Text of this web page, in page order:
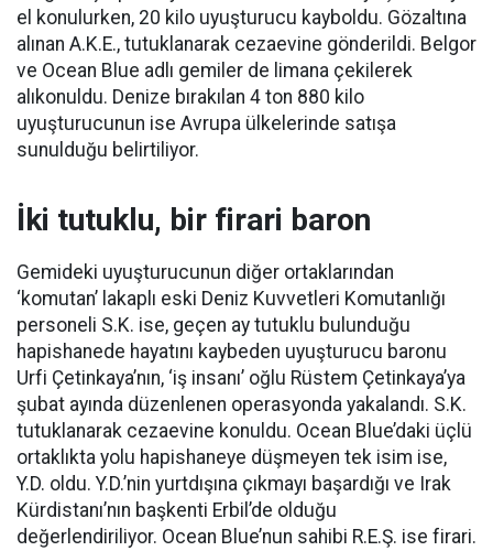
el konulurken, 20 kilo uyuşturucu kayboldu. Gözaltına
alınan A.K.E., tutuklanarak cezaevine gönderildi. Belgor
ve Ocean Blue adlı gemiler de limana çekilerek
alıkonuldu. Denize bırakılan 4 ton 880 kilo
uyuşturucunun ise Avrupa ülkelerinde satışa
sunulduğu belirtiliyor.
İki tutuklu, bir firari baron
Gemideki uyuşturucunun diğer ortaklarından
‘komutan’ lakaplı eski Deniz Kuvvetleri Komutanlığı
personeli S.K. ise, geçen ay tutuklu bulunduğu
hapishanede hayatını kaybeden uyuşturucu baronu
Urfi Çetinkaya’nın, ‘iş insanı’ oğlu Rüstem Çetinkaya’ya
şubat ayında düzenlenen operasyonda yakalandı. S.K.
tutuklanarak cezaevine konuldu. Ocean Blue’daki üçlü
ortaklıkta yolu hapishaneye düşmeyen tek isim ise,
Y.D. oldu. Y.D.’nin yurtdışına çıkmayı başardığı ve Irak
Kürdistanı’nın başkenti Erbil’de olduğu
değerlendiriliyor. Ocean Blue’nun sahibi R.E.Ş. ise firari.